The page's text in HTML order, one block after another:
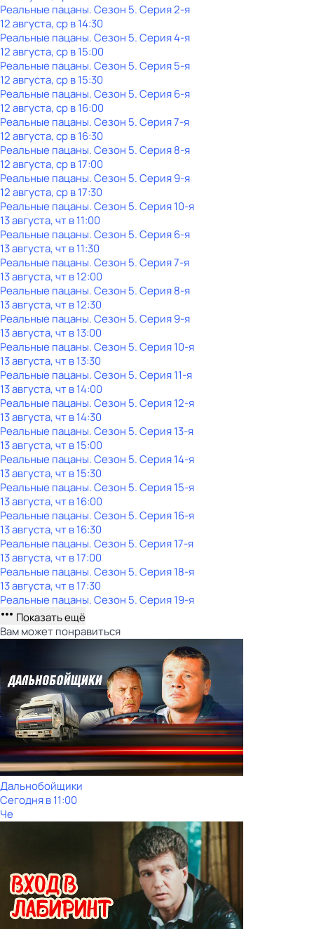
Реальные пацаны. Сезон 5. Серия 2-я
12 августа, ср в 14:30
Реальные пацаны. Сезон 5. Серия 4-я
12 августа, ср в 15:00
Реальные пацаны. Сезон 5. Серия 5-я
12 августа, ср в 15:30
Реальные пацаны. Сезон 5. Серия 6-я
12 августа, ср в 16:00
Реальные пацаны. Сезон 5. Серия 7-я
12 августа, ср в 16:30
Реальные пацаны. Сезон 5. Серия 8-я
12 августа, ср в 17:00
Реальные пацаны. Сезон 5. Серия 9-я
12 августа, ср в 17:30
Реальные пацаны. Сезон 5. Серия 10-я
13 августа, чт в 11:00
Реальные пацаны. Сезон 5. Серия 6-я
13 августа, чт в 11:30
Реальные пацаны. Сезон 5. Серия 7-я
13 августа, чт в 12:00
Реальные пацаны. Сезон 5. Серия 8-я
13 августа, чт в 12:30
Реальные пацаны. Сезон 5. Серия 9-я
13 августа, чт в 13:00
Реальные пацаны. Сезон 5. Серия 10-я
13 августа, чт в 13:30
Реальные пацаны. Сезон 5. Серия 11-я
13 августа, чт в 14:00
Реальные пацаны. Сезон 5. Серия 12-я
13 августа, чт в 14:30
Реальные пацаны. Сезон 5. Серия 13-я
13 августа, чт в 15:00
Реальные пацаны. Сезон 5. Серия 14-я
13 августа, чт в 15:30
Реальные пацаны. Сезон 5. Серия 15-я
13 августа, чт в 16:00
Реальные пацаны. Сезон 5. Серия 16-я
13 августа, чт в 16:30
Реальные пацаны. Сезон 5. Серия 17-я
13 августа, чт в 17:00
Реальные пацаны. Сезон 5. Серия 18-я
13 августа, чт в 17:30
Реальные пацаны. Сезон 5. Серия 19-я
Показать ещё
Вам может понравиться
Дальнобойщики
Сегодня в 11:00
Че